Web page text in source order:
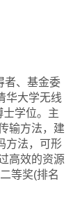
者、基金委
华大学无线
学位。主
输方法，建
方法，可形
高效的资源
等奖(排名